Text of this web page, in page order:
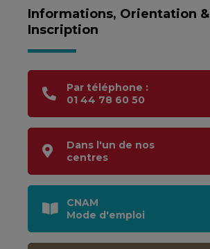
Informations, Orientation &
Inscription
Par téléphone :
01 44 78 60 50
Dans l'un de nos
centres
CNAM
Mode d'emploi